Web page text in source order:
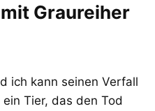
Graureiher
ich kann seinen Verfall
Tier, das den Tod